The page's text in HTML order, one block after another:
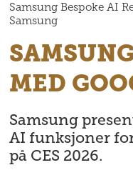
Samsung Bespoke AI
Samsung
MED
Samsung
AI funksjoner
på CES 2026.